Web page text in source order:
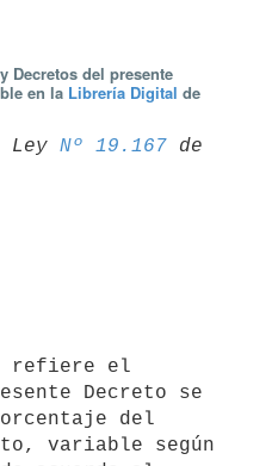
Decretos del presente
en la Librería Digital de
Ley Nº 19.167 de
Decreto se
del
variable según